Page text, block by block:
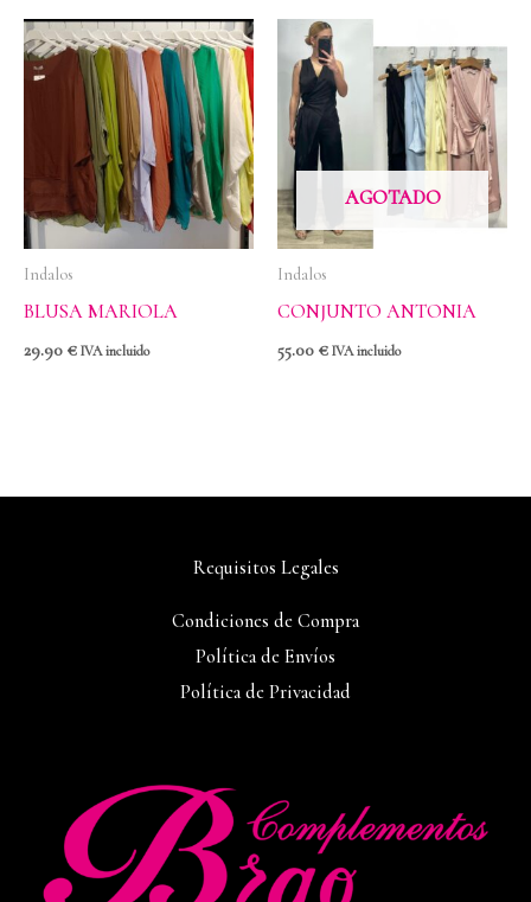
Indalos
BLUSA MARIOLA
29.90 € IVA incluido
AGOTADO
Indalos
CONJUNTO ANTONIA
55.00 € IVA incluido
Requisitos Legales
Condiciones de Compra
Política de Envíos
Política de Privacidad